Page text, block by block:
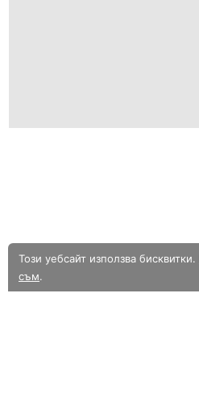
Този уебсайт използва бисквитки.
съм.